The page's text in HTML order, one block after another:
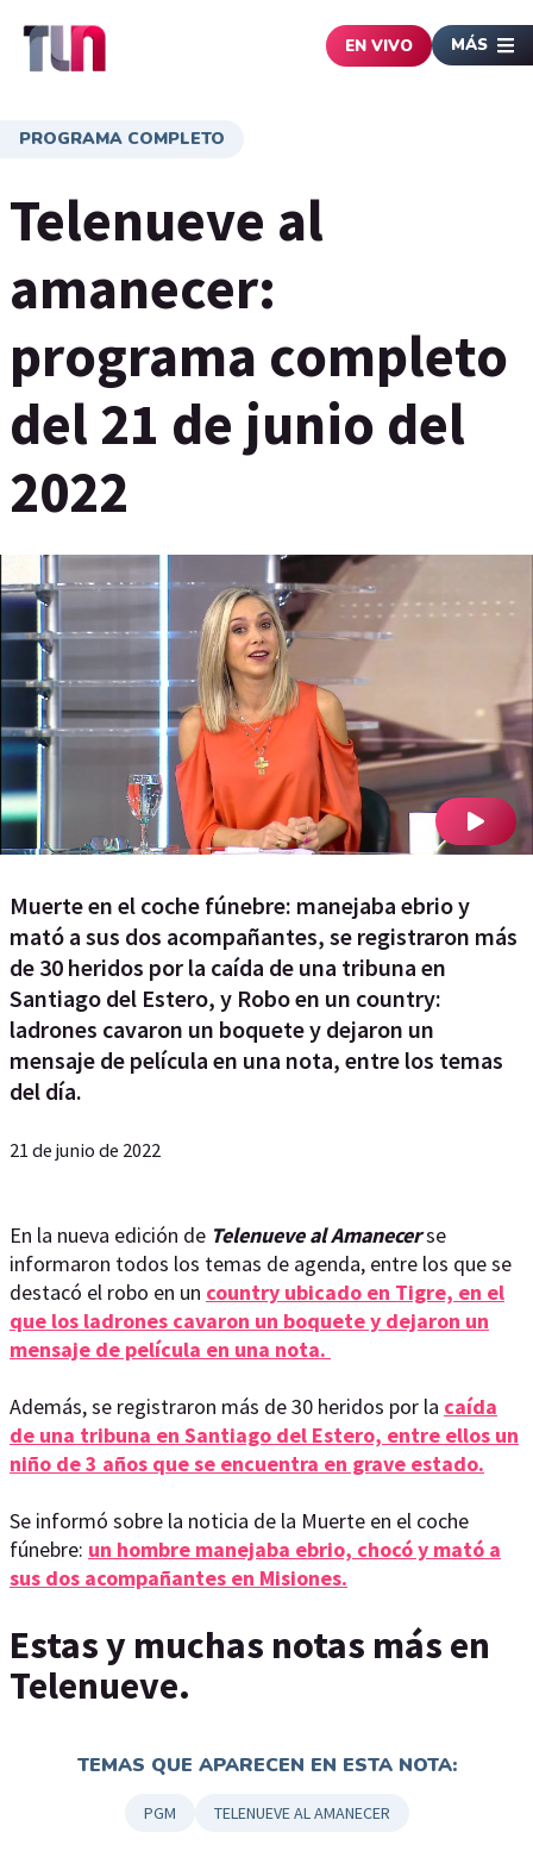
EN VIVO MÁS
PROGRAMA COMPLETO
Telenueve al
amanecer:
programa completo
del 21 de junio del
2022
Muerte en el coche fúnebre: manejaba ebrio y
mató a sus dos acompañantes, se registraron más
de 30 heridos por la caída de una tribuna en
Santiago del Estero, y Robo en un country:
ladrones cavaron un boquete y dejaron un
mensaje de película en una nota, entre los temas
del día.
21 de junio de 2022
En la nueva edición de Telenueve al Amanecerse
informaron todos los temas de agenda, entre los que se
destacó el robo en un country ubicado en Tigre, en el
que los ladrones cavaron un boquete y dejaron un
mensaje de película en una nota.
Además, se registraron más de 30 heridos por la caída
de una tribuna en Santiago del Estero, entre ellos un
niño de 3 años que se encuentra en grave estado.
Se informó sobre la noticia de la Muerte en el coche
fúnebre: un hombre manejaba ebrio, chocó y mató a
sus dos acompañantes en Misiones.
Estas y muchas notas más en
Telenueve.
TEMAS QUE APARECEN EN ESTA NOTA:
PGM TELENUEVE AL AMANECER